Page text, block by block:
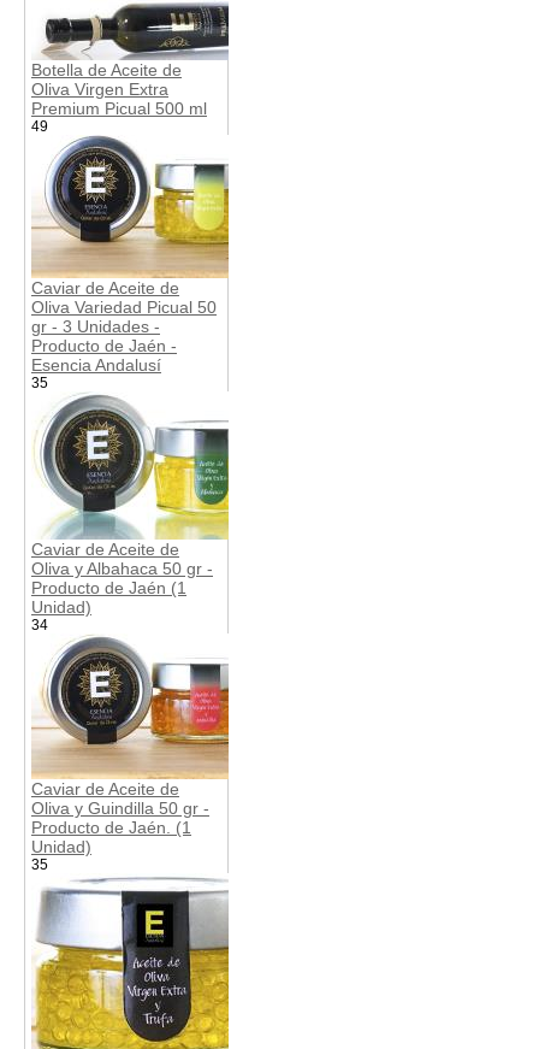
Botella de Aceite de
Oliva Virgen Extra
Premium Picual 500 ml
49
Caviar de Aceite de
Oliva Variedad Picual 50
gr - 3 Unidades -
Producto de Jaén -
Esencia Andalusí
35
Caviar de Aceite de
Oliva y Albahaca 50 gr -
Producto de Jaén (1
Unidad)
34
Caviar de Aceite de
Oliva y Guindilla 50 gr -
Producto de Jaén. (1
Unidad)
35